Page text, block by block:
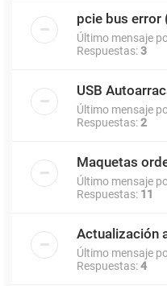
pcie bus error
Último mensaje
Respuestas:3
USB
Último mensaje
Respuestas:2
Maquetas
Último mensaje
Respuestas: 11
Actualización
Último mensaje
Respuestas:4